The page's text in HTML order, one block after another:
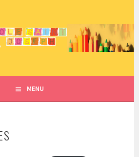
JOSEPH – LE
EN VALLÉE
MENU